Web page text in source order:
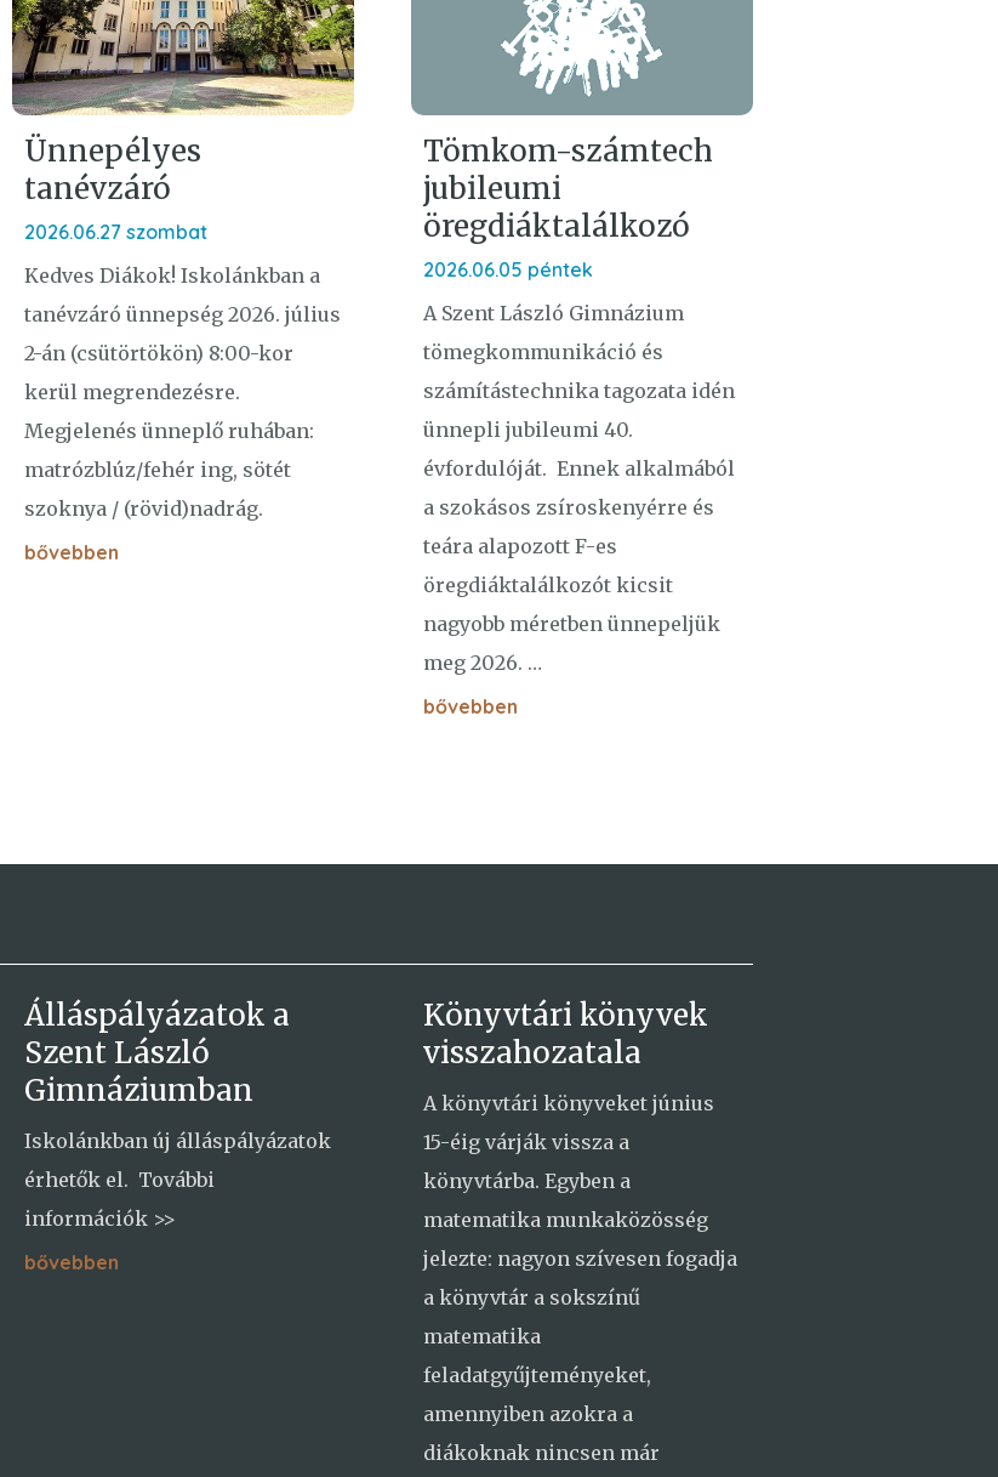
Ünnepélyes
tanévzáró
2026.06.27 szombat
Kedves Diákok! Iskolánkban a
tanévzáró ünnepség 2026. július
2-án (csütörtökön) 8:00-kor
kerül megrendezésre.
Megjelenés ünneplő ruhában:
matrózblúz/fehér ing, sötét
szoknya / (rövid)nadrág.
bővebben
Tömkom-számtech
jubileumi
öregdiáktalálkozó
2026.06.05 péntek
A Szent László Gimnázium
tömegkommunikáció és
számítástechnika tagozata idén
ünnepli jubileumi 40.
évfordulóját. Ennek alkalmából
a szokásos zsíroskenyérre és
teára alapozott F-es
öregdiáktalálkozót kicsit
nagyobb méretben ünnepeljük
meg 2026. …
bővebben
Álláspályázatok a
Szent László
Gimnáziumban
Iskolánkban új álláspályázatok
érhetők el. További
információk >>
bővebben
Könyvtári könyvek
visszahozatala
A könyvtári könyveket június
15-éig várják vissza a
könyvtárba. Egyben a
matematika munkaközösség
jelezte: nagyon szívesen fogadja
a könyvtár a sokszínű
matematika
feladatgyűjteményeket,
amennyiben azokra a
diákoknak nincsen már